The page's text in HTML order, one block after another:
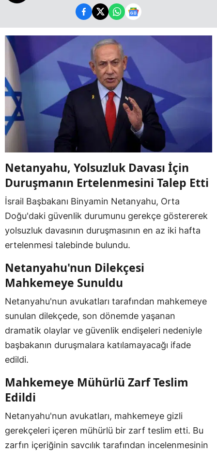
Netanyahu, Yolsuzluk Davası İçin
Duruşmanın Ertelenmesini Talep Etti
İsrail Başbakanı Binyamin Netanyahu, Orta
Doğu'daki güvenlik durumunu gerekçe göstererek
yolsuzluk davasının duruşmasının en az iki hafta
ertelenmesi talebinde bulundu.
Netanyahu'nun Dilekçesi
Mahkemeye Sunuldu
Netanyahu'nun avukatları tarafından mahkemeye
sunulan dilekçede, son dönemde yaşanan
dramatik olaylar ve güvenlik endişeleri nedeniyle
başbakanın duruşmalara katılamayacağı ifade
edildi.
Mahkemeye Mühürlü Zarf Teslim
Edildi
Netanyahu'nun avukatları, mahkemeye gizli
gerekçeleri içeren mühürlü bir zarf teslim etti. Bu
zarfın içeriğinin savcılık tarafından incelenmesinin